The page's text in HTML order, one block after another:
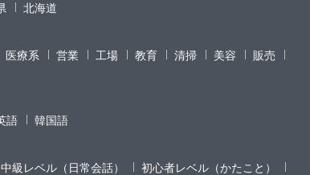
北海道
医療系 営業 工場 教育 清掃 美容
販売
語 韓国語
中級レベル（日常会話）
初心者レベル（かたこと）